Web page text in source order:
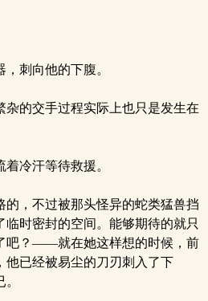
刺向他的下腹。
的交手过程实际上也只是发生在
冷汗等待救援。
，不过被那头怪异的蛇类猛兽挡
时密封的空间。能够期待的就只
吧？——就在她这样想的时候，前
他已经被易尘的刀刃刺入了下